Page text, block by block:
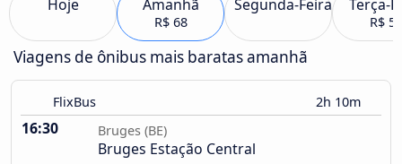
Hoje Amanhã
R$ 68
Segunda-Feira Terça-
R$ 56
Viagens de ônibus mais baratas amanhã
FlixBus 2h 10m
16:30 Bruges (BE)
Bruges Estação Central